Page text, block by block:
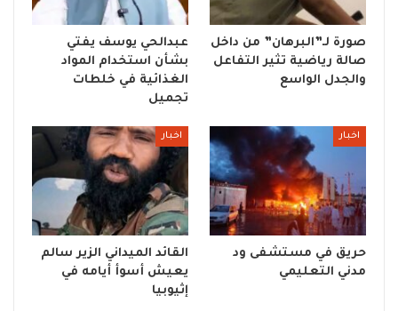
صورة لـ”البرهان” من داخل
صالة رياضية تثير التفاعل
والجدل الواسع
عبدالحي يوسف يفتي
بشأن استخدام المواد
الغذائية في خلطات
تجميل
اخبار
حريق في مستشفى ود
مدني التعليمي
اخبار
القائد الميداني الزير سالم
يعيش أسوأ أيامه في
إثيوبيا